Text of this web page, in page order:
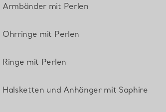
Armbänder mit Perlen
Ohrringe mit Perlen
Ringe mit Perlen
Halsketten und Anhänger mit Saphire